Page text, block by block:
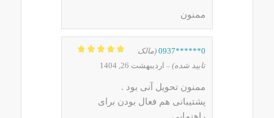
ممنون
0******0937
(مالک
تایید شده) – اردیبهشت 26, 1404
ممنون تحویل آنی بود .
پشتیبانی هم فعال بودن برای